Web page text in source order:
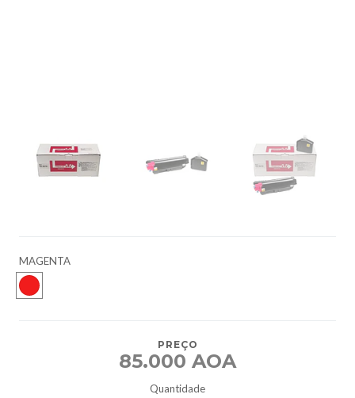
MAGENTA
PREÇO
85.000 AOA
Quantidade